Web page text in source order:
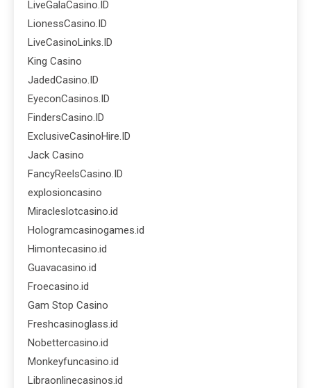
LiveGalaCasino.ID
LionessCasino.ID
LiveCasinoLinks.ID
King Casino
JadedCasino.ID
EyeconCasinos.ID
FindersCasino.ID
ExclusiveCasinoHire.ID
Jack Casino
FancyReelsCasino.ID
explosioncasino
Miracleslotcasino.id
Hologramcasinogames.id
Himontecasino.id
Guavacasino.id
Froecasino.id
Gam Stop Casino
Freshcasinoglass.id
Nobettercasino.id
Monkeyfuncasino.id
Libraonlinecasinos.id